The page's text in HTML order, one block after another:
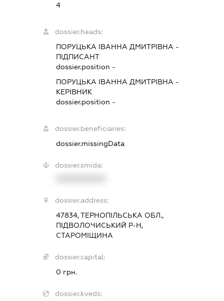
4
dossier.heads:
ПОРУЦЬКА ІВАННА ДМИТРІВНА -
ПІДПИСАНТ
dossier.position -
ПОРУЦЬКА ІВАННА ДМИТРІВНА -
КЕРІВНИК
dossier.position -
dossier.beneficiaries:
dossier.missingData
dossier.smida:
dossier.address:
47834, ТЕРНОПІЛЬСЬКА ОБЛ.,
ПІДВОЛОЧИСЬКИЙ Р-Н,
СТАРОМІЩИНА
dossier.capital:
0 грн.
dossier.kveds: